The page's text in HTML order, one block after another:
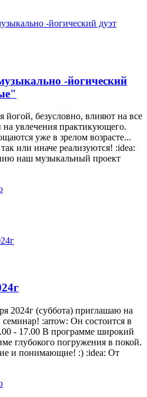
-йогический дуэт
-йогический
йогой, безусловно, влияют на все
увлечения практикующего.
уже в зрелом возрасте...
или иначе реализуются! :idea:
наш музыкальный проект
2024г (суббота) приглашаю на
:arrow: Он состоится в
- 17.00 В программе широкий
глубокого погружения в покой.
и понимающие! :) :idea: От